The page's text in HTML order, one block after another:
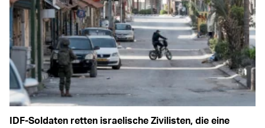
IDF-Soldaten retten israelische Zivilisten, die eine